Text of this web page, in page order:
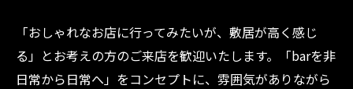
「おしゃれなお店に行ってみたいが、敷居が高く感じ
る」とお考えの方のご来店を歓迎いたします。「barを非
日常から日常へ」をコンセプトに、雰囲気がありながら
ご予約・お問い合わせ